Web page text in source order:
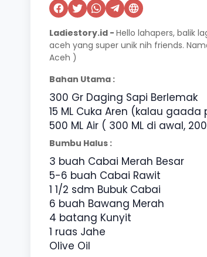
Ladiestory.id - Hello lahapers, balik
aceh yang super unik nih friends.
Aceh )
Bahan Utama :
300 Gr Daging Sapi Berlemak
15 ML Cuka Aren (kalau
500 ML Air ( 300 ML di awal,
Bumbu Halus :
3 buah Cabai Merah Besar
5-6 buah Cabai Rawit
1 1/2 sdm Bubuk Cabai
6 buah Bawang Merah
4 batang Kunyit
1 ruas Jahe
Olive Oil